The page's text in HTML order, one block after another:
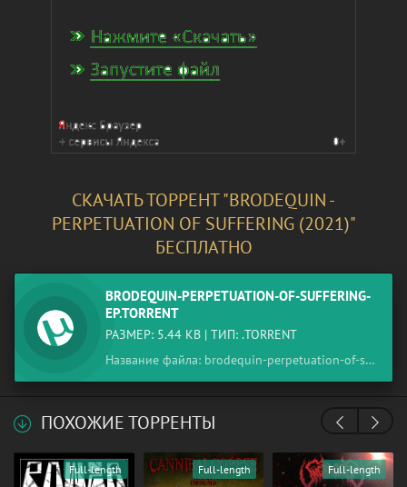
СКАЧАТЬ ТОРРЕНТ "BRODEQUIN -
PERPETUATION OF SUFFERING (2021)"
БЕСПЛАТНО
BRODEQUIN-PERPETUATION-OF-SUFFERING-
EP.TORRENT
РАЗМЕР: 5.44 KB | ТИП: .TORRENT
Название файла: brodequin-perpetuation-of-suffering-ep.torrent
ПОХОЖИЕ ТОРРЕНТЫ
Full-length Full-length Full-length